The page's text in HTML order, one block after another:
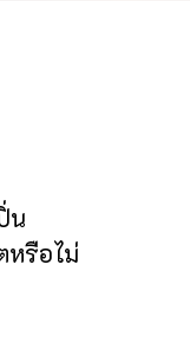
น
หรือไม่